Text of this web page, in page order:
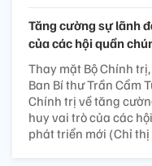
Tăng cường sự lãnh
của các hội quần
Thay mặt Bộ Chính
Ban Bí thư Trần Cẩm
Chính trị về tăng
huy vai trò của các
phát triển mới (Chỉ